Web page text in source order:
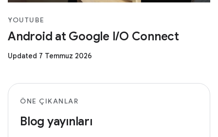
YOUTUBE
Android at Google I/O Connect
Updated 7 Temmuz 2026
ÖNE ÇIKANLAR
Blog yayınları